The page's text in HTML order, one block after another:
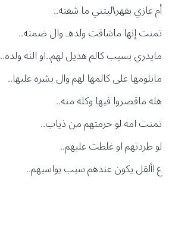
أم غازي بقهر\ليتني ما شفته..
تمنت إنها ماشافت ولدهـ وال ضمته..
مايدري بسبب كالم هديل لهم..او النه ولده..
مايلومها على كالمها لهم وال يشره عليها..
هله ماقصروا فيها وكله منه..
تمنت امه لو حرمتهم من ذياب..
لو طردتهم او غلطت عليهم..
ع األقل يكون عندهم سبب يواسيهم..